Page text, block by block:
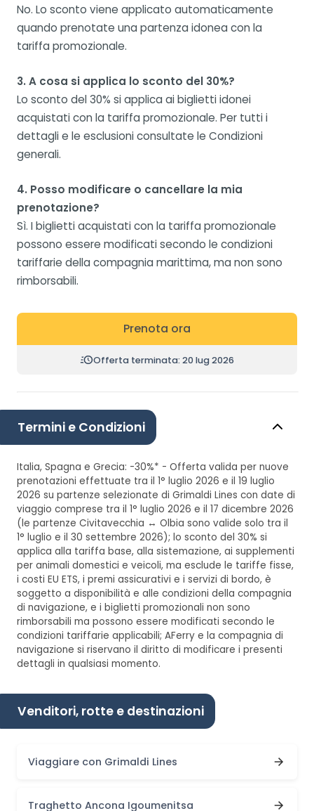
No. Lo sconto viene applicato automaticamente
quando prenotate una partenza idonea con la
tariffa promozionale.
3. A cosa si applica lo sconto del 30%?
Lo sconto del 30% si applica ai biglietti idonei
acquistati con la tariffa promozionale. Per tutti i
dettagli e le esclusioni consultate le Condizioni
generali.
4. Posso modificare o cancellare la mia
prenotazione?
Sì. I biglietti acquistati con la tariffa promozionale
possono essere modificati secondo le condizioni
tariffarie della compagnia marittima, ma non sono
rimborsabili.
Prenota ora
Offerta terminata: 20 lug 2026
Termini e Condizioni
Italia, Spagna e Grecia: -30%* - Offerta valida per nuove
prenotazioni effettuate tra il 1° luglio 2026 e il 19 luglio
2026 su partenze selezionate di Grimaldi Lines con date di
viaggio comprese tra il 1° luglio 2026 e il 17 dicembre 2026
(le partenze Civitavecchia ↔ Olbia sono valide solo tra il
1° luglio e il 30 settembre 2026); lo sconto del 30% si
applica alla tariffa base, alla sistemazione, ai supplementi
per animali domestici e veicoli, ma esclude le tariffe fisse,
i costi EU ETS, i premi assicurativi e i servizi di bordo, è
soggetto a disponibilità e alle condizioni della compagnia
di navigazione, e i biglietti promozionali non sono
rimborsabili ma possono essere modificati secondo le
condizioni tariffarie applicabili; AFerry e la compagnia di
navigazione si riservano il diritto di modificare i presenti
dettagli in qualsiasi momento.
Venditori, rotte e destinazioni
Viaggiare con Grimaldi Lines
Traghetto Ancona Igoumenitsa